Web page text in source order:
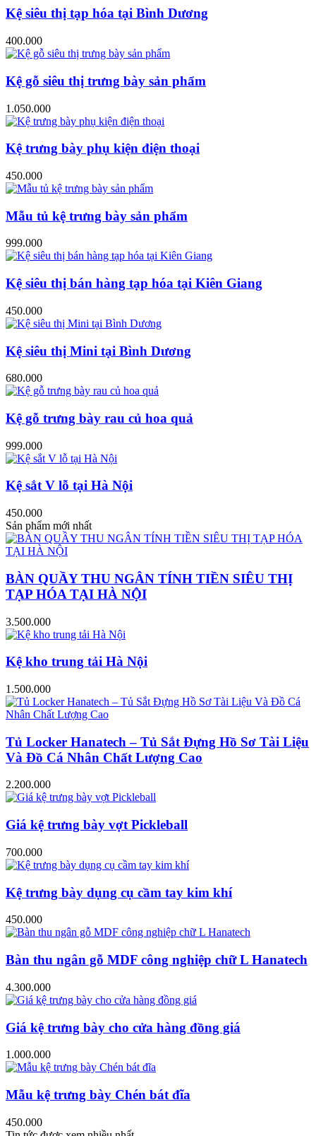
Kệ siêu thị tạp hóa tại Bình Dương
400.000
Kệ gỗ siêu thị trưng bày sản phẩm
1.050.000
Kệ trưng bày phụ kiện điện thoại
450.000
Mẫu tủ kệ trưng bày sản phẩm
999.000
Kệ siêu thị bán hàng tạp hóa tại Kiên Giang
450.000
Kệ siêu thị Mini tại Bình Dương
680.000
Kệ gỗ trưng bày rau củ hoa quả
999.000
Kệ sắt V lỗ tại Hà Nội
450.000
Sản phẩm mới nhất
BÀN QUẦY THU NGÂN TÍNH TIỀN SIÊU THỊ
TẠP HÓA TẠI HÀ NỘI
3.500.000
Kệ kho trung tải Hà Nội
1.500.000
Tủ Locker Hanatech – Tủ Sắt Đựng Hồ Sơ Tài Liệu
Và Đồ Cá Nhân Chất Lượng Cao
2.200.000
Giá kệ trưng bày vợt Pickleball
700.000
Kệ trưng bày dụng cụ cầm tay kim khí
450.000
Bàn thu ngân gỗ MDF công nghiệp chữ L Hanatech
4.300.000
Giá kệ trưng bày cho cửa hàng đồng giá
1.000.000
Mẫu kệ trưng bày Chén bát đĩa
450.000